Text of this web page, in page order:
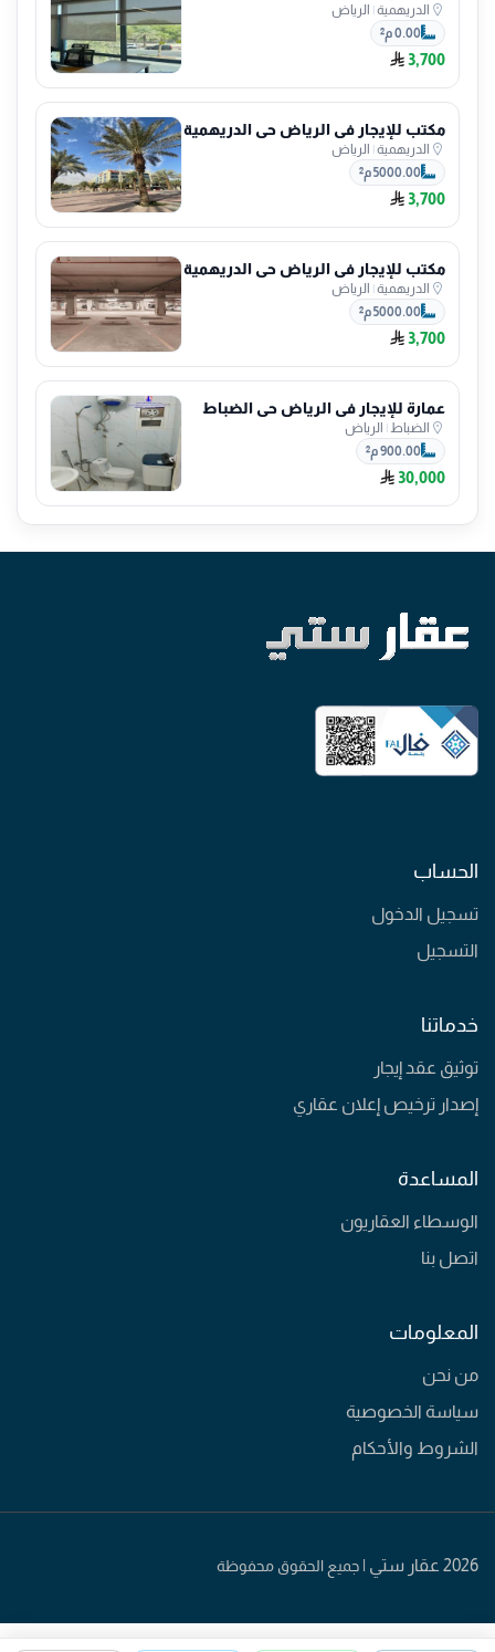
الدريهمية| الرياض
0.00 م²
3,700
مكتب للإيجار في الرياض حي الدريهمية
الدريهمية| الرياض
5000.00 م²
3,700
مكتب للإيجار في الرياض حي الدريهمية
الدريهمية| الرياض
5000.00 م²
3,700
عمارة للإيجار في الرياض حي الضباط
الضباط | الرياض
900.00 م²
30,000
الحساب
تسجيل الدخول
التسجيل
خدماتنا
توثيق عقد إيجار
إصدار ترخيص إعلان عقاري
المساعدة
الوسطاء العقاريون
اتصل بنا
المعلومات
من نحن
سياسة الخصوصية
الشروط والأحكام
2026 عقار ستي | جميع الحقوق محفوظة